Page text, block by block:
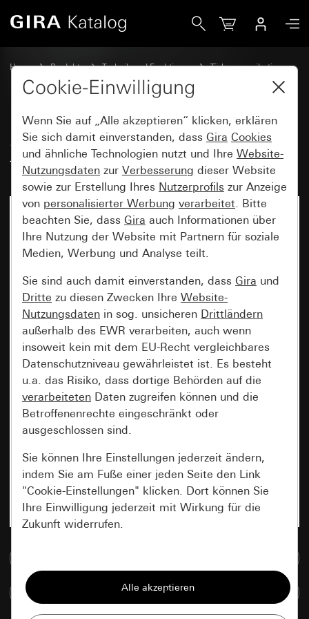
Home Produkte Technik und Funktionen
Türkommunikation
Gira Türstationen
System 106 Einbaudose
flächenbündig 4fach
Artikel vergleichen
Cookie-Einwilligung
Wenn Sie auf „Alle akzeptieren“ klicken, erklären
Sie sich damit einverstanden, dass Gira Cookies
und ähnliche Technologien nutzt und Ihre Website-
Nutzungsdaten zur Verbesserung dieser Website
sowie zur Erstellung Ihres Nutzerprofils zur Anzeige
von personalisierter Werbung verarbeitet. Bitte
beachten Sie, dass Gira auch Informationen über
Ihre Nutzung der Website mit Partnern für soziale
Medien, Werbung und Analyse teilt.
Sie sind auch damit einverstanden, dass Gira und
Dritte zu diesen Zwecken Ihre Website-
Nutzungsdaten in sog. unsicheren Drittländern
außerhalb des EWR verarbeiten, auch wenn
insoweit kein mit dem EU-Recht vergleichbares
Datenschutzniveau gewährleistet ist. Es besteht
u.a. das Risiko, dass dortige Behörden auf die
verarbeiteten Daten zugreifen können und die
Betroffenenrechte eingeschränkt oder
ausgeschlossen sind.
Sie können Ihre Einstellungen jederzeit ändern,
indem Sie am Fuße einer jeden Seite den Link
"Cookie-Einstellungen" klicken. Dort können Sie
Ihre Einwilligung jederzeit mit Wirkung für die
Zukunft widerrufen.
Alle Cookies, die wir benötigen um Ihnen die
Seite anzeigen zu können.